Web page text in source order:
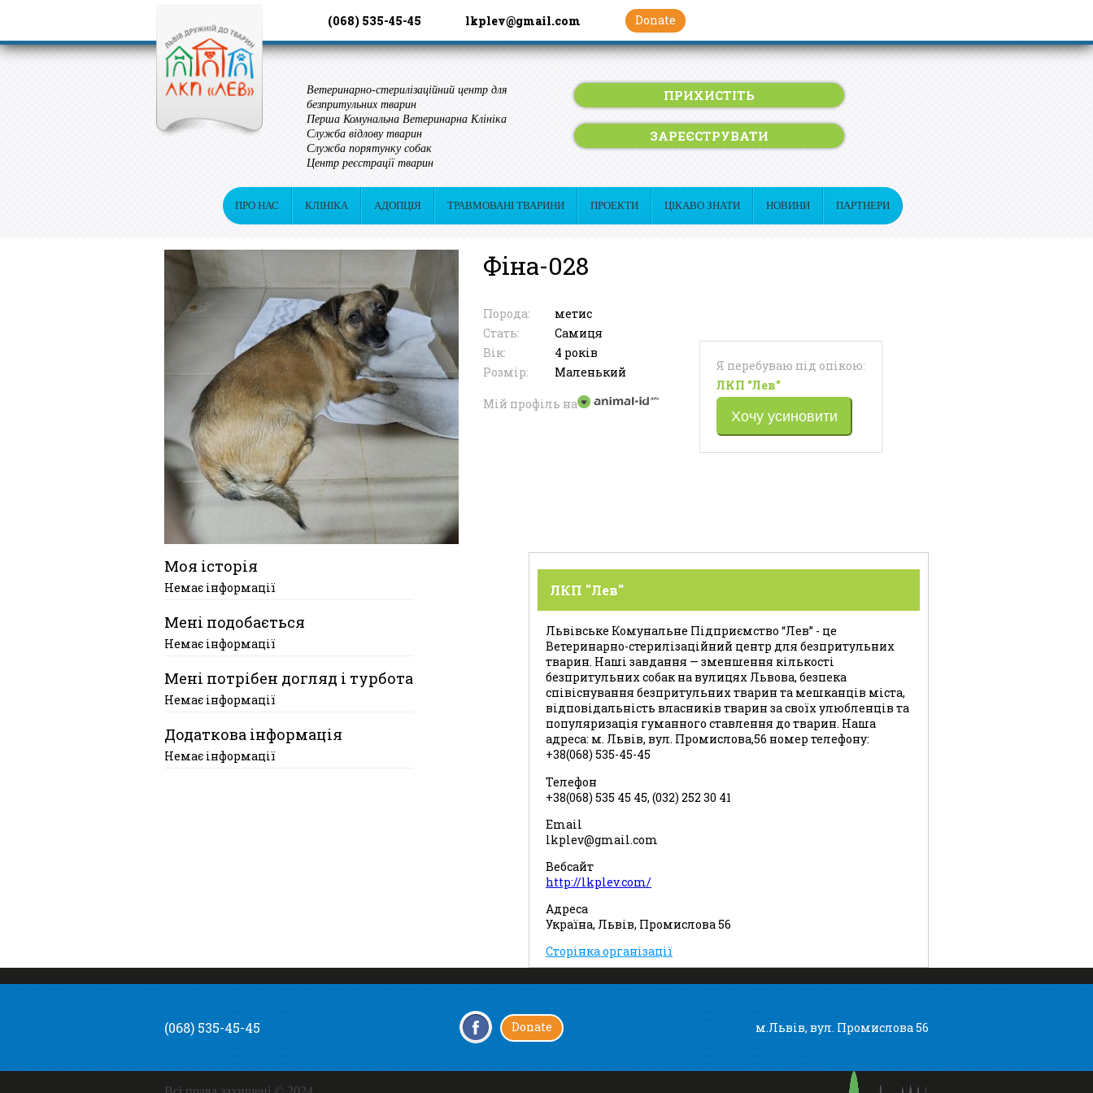
(068) 535-45-45 lkplev@gmail.com Donate
Ветеринарно-стерилізаційний центр для
безпритульних тварин
Перша Комунальна Ветеринарна Клініка
Служба відлову тварин
Служба порятунку собак
Центр реєстрації тварин
ПРИХИСТІТЬ
ЗАРЕЄСТРУВАТИ
ПРО НАС КЛІНІКА АДОПЦІЯ ТРАВМОВАНІ ТВАРИНИ ПРОЕКТИ ЦІКАВО ЗНАТИ НОВИНИ ПАРТНЕРИ
Фіна-028
Порода:
Стать:
Вік:
Розмір:
метис
Самиця
4 років
Маленький
Мій профіль на
Я перебуваю під опікою:
ЛКП "Лев"
Хочу усиновити
Моя історія
Немає інформації
Мені подобається
Немає інформації
Мені потрібен догляд і турбота
Немає інформації
Додаткова інформація
Немає інформації
ЛКП "Лев"
Львівське Комунальне Підприємство “Лев” - це
Ветеринарно-стерилізаційний центр для безпритульних
тварин. Наші завдання — зменшення кількості
безпритульних собак на вулицях Львова, безпека
співіснування безпритульних тварин та мешканців міста,
відповідальність власників тварин за своїх улюбленців та
популяризація гуманного ставлення до тварин. Наша
адреса: м. Львів, вул. Промислова,56 номер телефону:
+38(068) 535-45-45
Телефон
+38(068) 535 45 45, (032) 252 30 41
Email
lkplev@gmail.com
Вебсайт
http://lkplev.com/
Адреса
Україна, Львів, Промислова 56
Сторінка організації
(068) 535-45-45 Donate м.Львів, вул. Промислова 56